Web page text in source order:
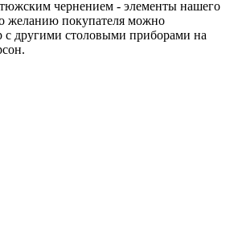
чернением - элементы нашего
желанию покупателя можно
с другими столовыми приборами на